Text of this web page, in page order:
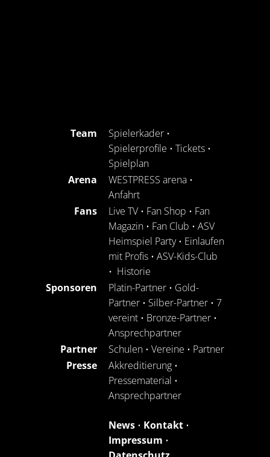
Team Spielerkader •
Spielerprofile • Tickets •
Spielplan
Arena
WESTPRESS arena •
Anfahrt
Fans
Live TV • Fan Shop • Fan
Magazin • Fan Club • ASV
Heimspiel Party• Einlaufen
mit Profis • ASV-Kids-Club
• Historie
Sponsoren
Platin-Partner • Gold-
Partner • Silber-Partner • 7
vereint • Bronze-Partner •
Ansprechpartner
Partner
Schulen • Vereine • Partner
Presse
Akkreditierung •
Pressematerial •
Ansprechpartner
News • Kontakt •
Impressum •